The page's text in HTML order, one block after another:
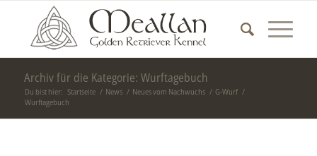
Archiv für die Kategorie: Wurftagebuch
Du bist hier: Startseite / News / Neues vom Nachwuchs / G-Wurf /
Wurftagebuch